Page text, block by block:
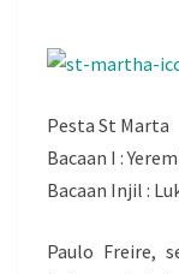
Pesta St Marta
Bacaan I :
Bacaan Injil :
Paulo Freire,